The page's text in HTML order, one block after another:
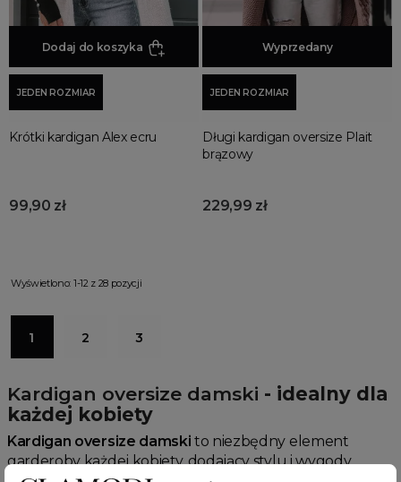
Dodaj do koszyka
JEDEN ROZMIAR
Krótki kardigan Alex ecru
99,90 zł
Dodaj do koszyka
Wyprzedany
JEDEN ROZMIAR
Długi kardigan oversize Plait
brązowy
229,99 zł
Wyświetlono: 1-12 z 28 pozycji
1 2 3
Kardigan oversize damski - idealny dla
każdej kobiety
Kardigan oversize damski to niezbędny element
garderoby każdej kobiety, dodający stylu i wygody